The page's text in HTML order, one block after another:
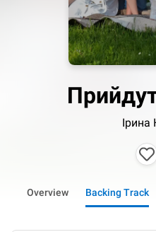
Overview Backing Track